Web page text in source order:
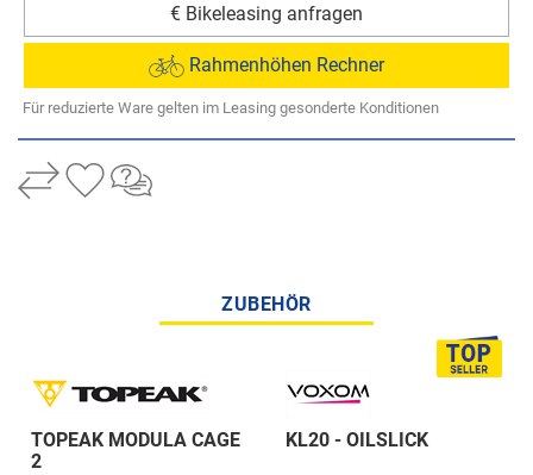
€ Bikeleasing anfragen
Rahmenhöhen Rechner
Für reduzierte Ware gelten im Leasing gesonderte Konditionen
ZUBEHÖR
TOPEAK MODULA CAGE
2
KL20 - OILSLICK